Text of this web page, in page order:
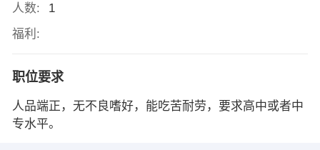
人数:
1
福利:
职位要求
人品端正，无不良嗜好，能吃苦耐劳，要求高中或者中
专水平。